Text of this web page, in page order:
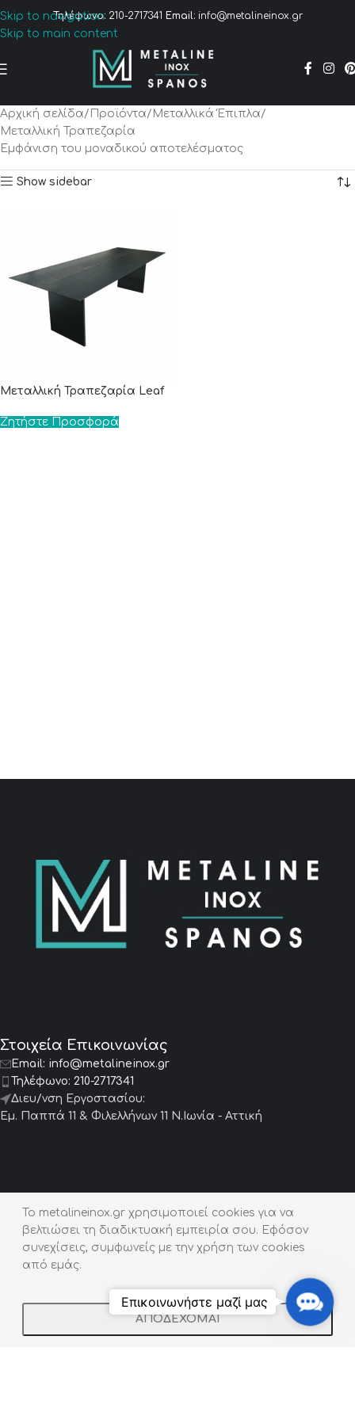
Skip to navigation
Skip to main content
Τηλέφωνο: 210-2717341 Email:info@metalineinox.gr
Αρχική σελίδα Προϊόντα
Μεταλλικά Έπιπλα
Μεταλλική Τραπεζαρία
Εμφάνιση του μοναδικού αποτελέσματος
Show sidebar
Μεταλλική Τραπεζαρία Leaf
Ζητήστε Προσφορά
Στοιχεία Επικοινωνίας
Email: info@metalineinox.gr
Τηλέφωνο: 210-2717341
Διευ/νση Εργοστασίου:
Εμ. Παππά 11 & Φιλελλήνων 11 Ν.Ιωνία - Αττική
Προϊόντα
Μεταλλικά Έπιπλα
Μεταλλικά Συντριβάνια
Μεταλλικές Σκάλες
Πόρτες – Γκαραζόπορτες
To metalineinox.gr χρησιμοποιεί cookies για να
βελτιώσει τη διαδικτυακή εμπειρία σου. Εφόσον
συνεχίσεις, συμφωνείς με την χρήση των cookies
από εμάς.
ΑΠΟΔΕΧΟΜΑΙ
ShopFiltersWishlistCart
My account
Contact
Us
Επικοινωνήστε μαζί μας